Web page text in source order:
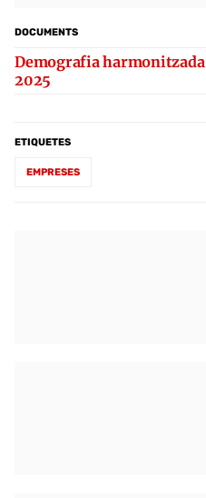
DOCUMENTS
Demografia harmonitzada
2025
ETIQUETES
EMPRESES